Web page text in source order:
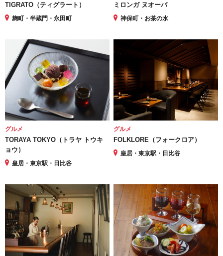
TIGRATO（ティグラート）
麹町・半蔵門・永田町
ミロンガ ヌオーバ
神保町・お茶の水
グルメ
TORAYA TOKYO（トラヤ トウキ
ョウ）
皇居・東京駅・日比谷
グルメ
FOLKLORE（フォークロア）
皇居・東京駅・日比谷